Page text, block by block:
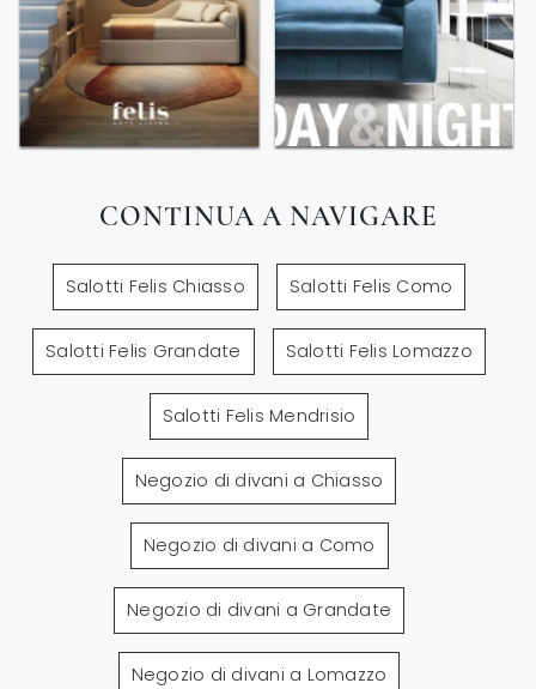
CONTINUA A NAVIGARE
Salotti Felis Chiasso Salotti Felis Como
Salotti Felis Grandate Salotti Felis Lomazzo
Salotti Felis Mendrisio
Negozio di divani a Chiasso
Negozio di divani a Como
Negozio di divani a Grandate
Negozio di divani a Lomazzo